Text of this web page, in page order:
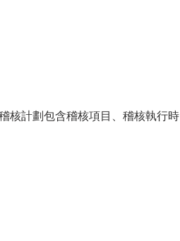
核計劃包含稽核項目、稽核執行時